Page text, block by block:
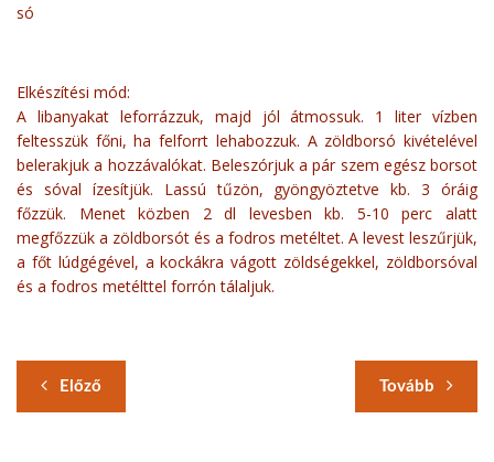
só
Elkészítési mód:
A libanyakat leforrázzuk, majd jól átmossuk. 1 liter vízben
feltesszük főni, ha felforrt lehabozzuk. A zöldborsó kivételével
belerakjuk a hozzávalókat. Beleszórjuk a pár szem egész borsot
és sóval ízesítjük. Lassú tűzön, gyöngyöztetve kb. 3 óráig
főzzük. Menet közben 2 dl levesben kb. 5-10 perc alatt
megfőzzük a zöldborsót és a fodros metéltet. A levest leszűrjük,
a főt lúdgégével, a kockákra vágott zöldségekkel, zöldborsóval
és a fodros metélttel forrón tálaljuk.
Előző Tovább